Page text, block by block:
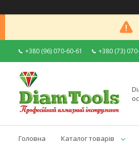
+380 (96) 070-60-61 +380 (73)
Головна Каталог товарів